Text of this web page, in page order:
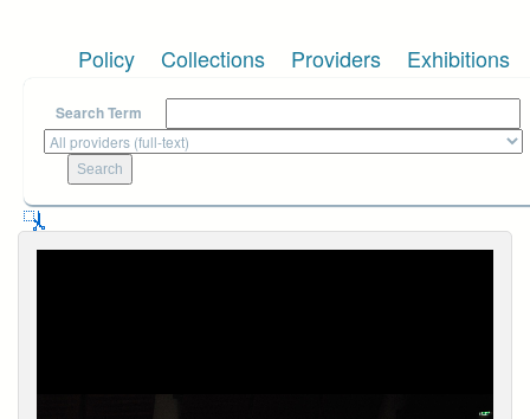
Policy Collections Providers Exhibitions
Search Term